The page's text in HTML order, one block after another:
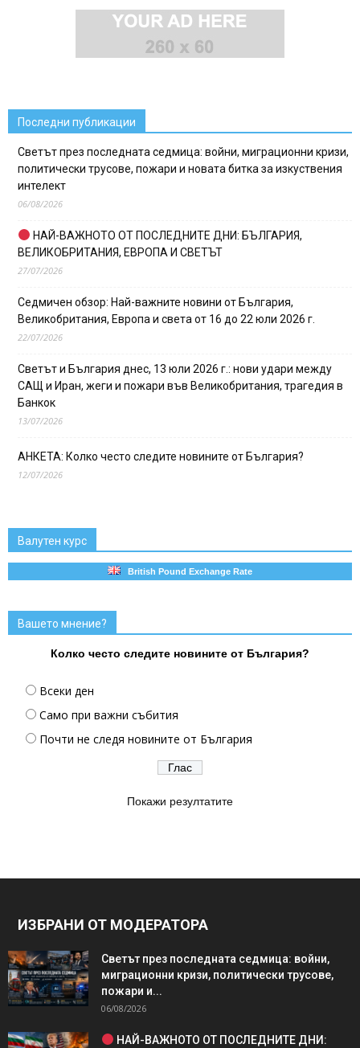
Последни публикации
Светът през последната седмица: войни, миграционни кризи,
политически трусове, пожари и новата битка за изкуствения
интелект
06/08/2026
НАЙ-ВАЖНОТО ОТ ПОСЛЕДНИТЕ ДНИ: БЪЛГАРИЯ,
ВЕЛИКОБРИТАНИЯ, ЕВРОПА И СВЕТЪТ
27/07/2026
Седмичен обзор: Най-важните новини от България,
Великобритания, Европа и света от 16 до 22 юли 2026 г.
22/07/2026
Светът и България днес, 13 юли 2026 г.: нови удари между
САЩ и Иран, жеги и пожари във Великобритания, трагедия в
Банкок
13/07/2026
АНКЕТА: Колко често следите новините от България?
12/07/2026
Валутен курс
British Pound Exchange Rate
Вашето мнение?
Колко често следите новините от България?
Всеки ден
Само при важни събития
Почти не следя новините от България
Покажи резултатите
ИЗБРАНИ ОТ МОДЕРАТОРА
Светът през последната седмица: войни,
миграционни кризи, политически трусове,
пожари и...
06/08/2026
НАЙ-ВАЖНОТО ОТ ПОСЛЕДНИТЕ ДНИ: